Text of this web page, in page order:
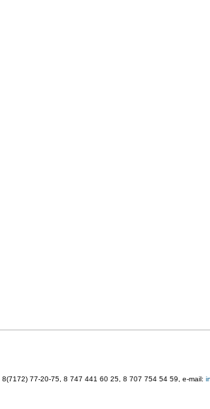
77-20-75, 8 747 441 60 25, 8 707 754 54 59, e-mail: